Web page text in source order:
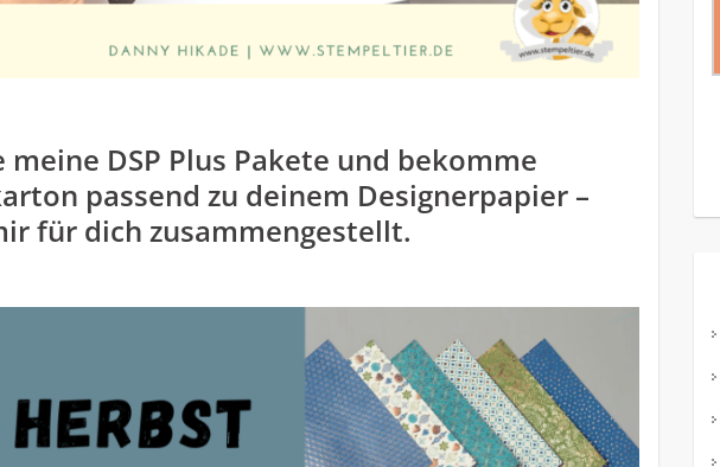
meine DSP Plus Pakete und bekomme
passend zu deinem Designerpapier –
für dich zusammengestellt.